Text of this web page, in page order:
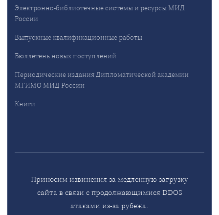
Электронно-библиотечные системы и ресурсы МИД
России
Выпускные квалификационные работы
Бюллетень новых поступлений
Периодические издания Дипломатической академии
МГИМО МИД России
Книги
Приносим извинения за медленную загрузку
сайта в связи с продолжающимися DDOS
атаками из-за рубежа.